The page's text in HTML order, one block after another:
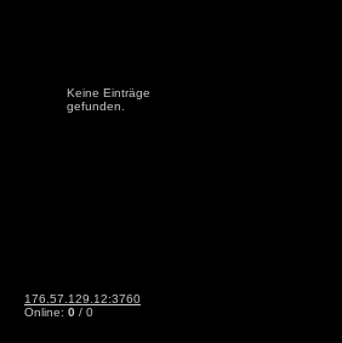
Keine Einträge
gefunden.
176.57.129.12:3760
Online: 0 / 0